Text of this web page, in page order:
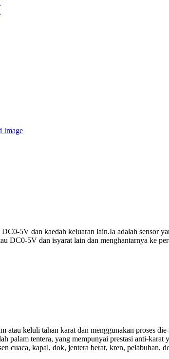
5V dan kaedah keluaran lain.Ia adalah sensor
DC0-5V dan isyarat lain dan menghantarnya ke
keluli tahan karat dan menggunakan proses
palam tentera, yang mempunyai prestasi anti-
cuaca, kapal, dok, jentera berat, kren, pelabuhan,